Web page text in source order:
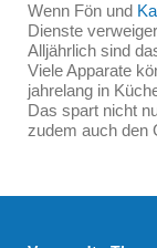
Wenn Fön und
Dienste
Alljährlich sind
Viele Apparate
jahrelang in
Das spart nicht
zudem auch den